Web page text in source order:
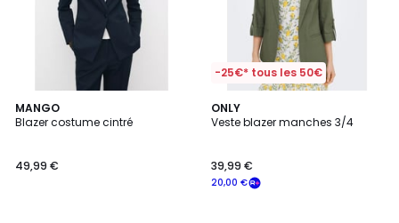
MANGO
Blazer costume cintré
49,99 €
3
Couleurs
-25€* tous les 50€
ONLY
Veste blazer manches 3/4
20,00 €
39,99 €
4,5
/ 5
2
Couleurs